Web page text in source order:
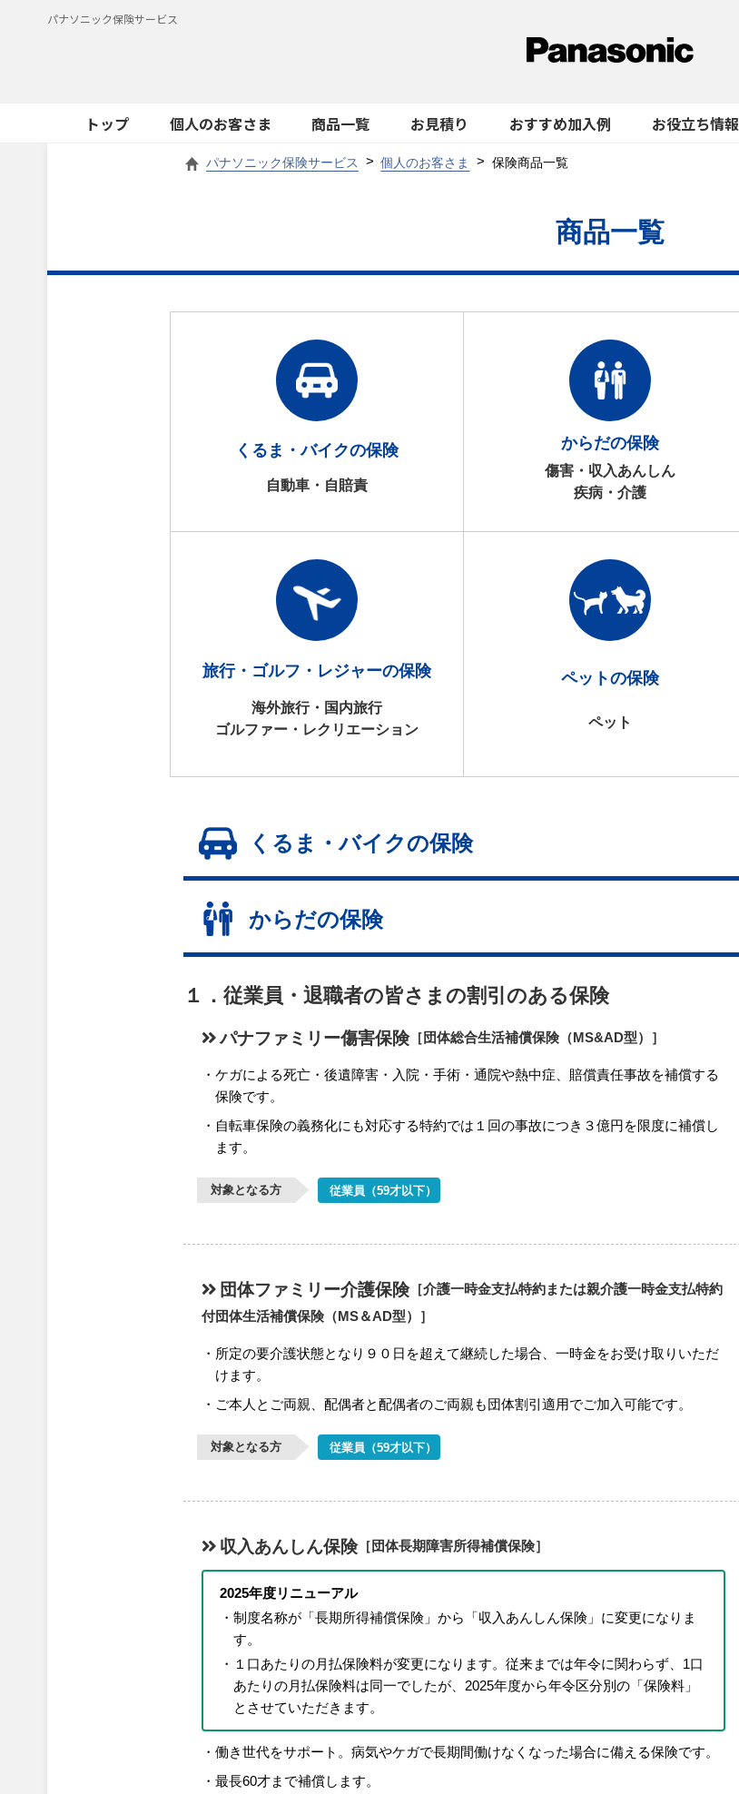
パナソニック保険サービス
トップ 個人のお客さま 商品一覧 お見積り おすすめ加入例 お役立ち情報
パナソニック保険サービス 個人のお客さま 保険商品一覧
商品一覧
くるま・バイクの保険
自動車・自賠責
からだの保険
傷害・収入あんしん
疾病・介護
旅行・ゴルフ・レジャーの保険
海外旅行・国内旅行
ゴルファー・レクリエーション
ペットの保険
ペット
くるま・バイクの保険
からだの保険
１．従業員・退職者の皆さまの割引のある保険
パナファミリー傷害保険［団体総合生活補償保険（MS&AD型）］
ケガによる死亡・後遺障害・入院・手術・通院や熱中症、賠償責任事故を補償する
保険です。
自転車保険の義務化にも対応する特約では１回の事故につき３億円を限度に補償し
ます。
対象となる方 従業員（59才以下）
団体ファミリー介護保険［介護一時金支払特約または親介護一時金支払特約
付団体生活補償保険（MS＆AD型）］
所定の要介護状態となり９０日を超えて継続した場合、一時金をお受け取りいただ
けます。
ご本人とご両親、配偶者と配偶者のご両親も団体割引適用でご加入可能です。
対象となる方 従業員（59才以下）
収入あんしん保険［団体長期障害所得補償保険］
2025年度リニューアル
制度名称が「長期所得補償保険」から「収入あんしん保険」に変更になりま
す。
１口あたりの月払保険料が変更になります。従来までは年令に関わらず、1口
あたりの月払保険料は同一でしたが、2025年度から年令区分別の「保険料」
とさせていただきます。
働き世代をサポート。病気やケガで長期間働けなくなった場合に備える保険です。
最長60才まで補償します。